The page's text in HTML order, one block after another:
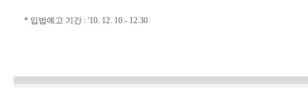
* 입법예고 기간 : '10. 12. 10 - 12.30